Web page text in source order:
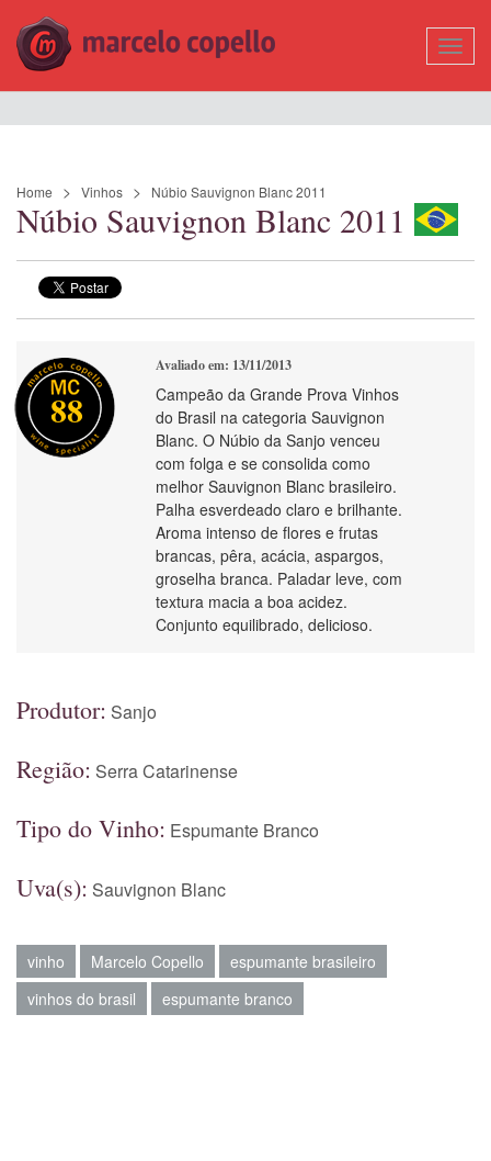
Home Vinhos Núbio Sauvignon Blanc 2011
Núbio Sauvignon Blanc 2011
88
Avaliado em: 13/11/2013
Campeão da Grande Prova Vinhos
do Brasil na categoria Sauvignon
Blanc. O Núbio da Sanjo venceu
com folga e se consolida como
melhor Sauvignon Blanc brasileiro.
Palha esverdeado claro e brilhante.
Aroma intenso de flores e frutas
brancas, pêra, acácia, aspargos,
groselha branca. Paladar leve, com
textura macia a boa acidez.
Conjunto equilibrado, delicioso.
Produtor: Sanjo
Região: Serra Catarinense
Tipo do Vinho: Espumante Branco
Uva(s): Sauvignon Blanc
vinho Marcelo Copello
espumante brasileiro
vinhos do brasil
espumante branco